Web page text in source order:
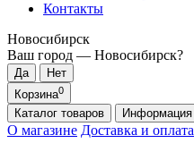
Контакты
Новосибирск
Ваш город — Новосибирск?
Корзина0
Каталог товаров Информация
О магазине Доставка и оплата